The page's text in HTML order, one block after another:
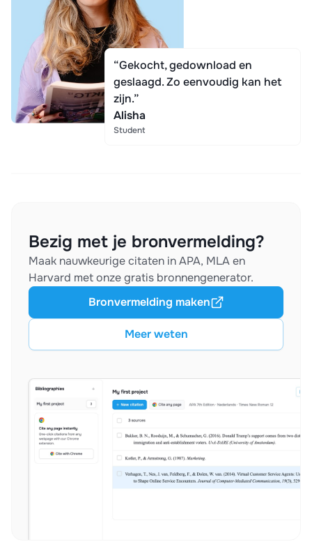
“Gekocht, gedownload en
geslaagd. Zo eenvoudig kan het
zijn.”
Alisha
Student
Bezig met je bronvermelding?
Maak nauwkeurige citaten in APA, MLA en
Harvard met onze gratis bronnengenerator.
Meer weten
Bronvermelding maken